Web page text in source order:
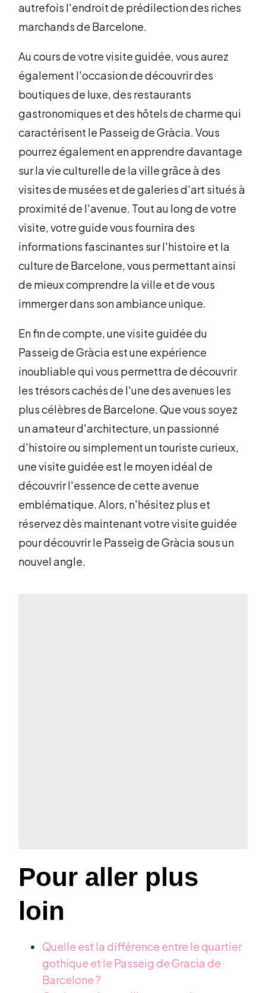
autrefois l'endroit de prédilection des riches
marchands de Barcelone.
Au cours de votre visite guidée, vous aurez
également l'occasion de découvrir des
boutiques de luxe, des restaurants
gastronomiques et des hôtels de charme qui
caractérisent le Passeig de Gràcia. Vous
pourrez également en apprendre davantage
sur la vie culturelle de la ville grâce à des
visites de musées et de galeries d'art situés à
proximité de l'avenue. Tout au long de votre
visite, votre guide vous fournira des
informations fascinantes sur l'histoire et la
culture de Barcelone, vous permettant ainsi
de mieux comprendre la ville et de vous
immerger dans son ambiance unique.
En fin de compte, une visite guidée du
Passeig de Gràcia est une expérience
inoubliable qui vous permettra de découvrir
les trésors cachés de l'une des avenues les
plus célèbres de Barcelone. Que vous soyez
un amateur d'architecture, un passionné
d'histoire ou simplement un touriste curieux,
une visite guidée est le moyen idéal de
découvrir l'essence de cette avenue
emblématique. Alors, n'hésitez plus et
réservez dès maintenant votre visite guidée
pour découvrir le Passeig de Gràcia sous un
nouvel angle.
Pour aller plus
loin
Quelle est la différence entre le quartier
gothique et le Passeig de Gracia de
Barcelone ?